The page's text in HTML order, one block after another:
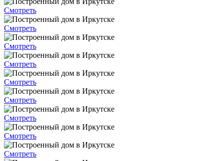
Смотреть
Смотреть
Смотреть
Смотреть
Смотреть
Смотреть
Смотреть
Смотреть
Смотреть